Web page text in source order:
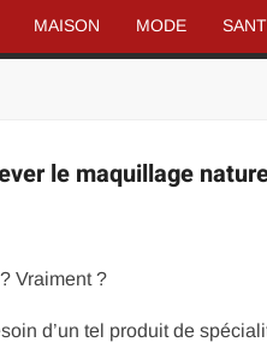
MAISON MODE
le maquillage
Vraiment ?
d’un tel produit de